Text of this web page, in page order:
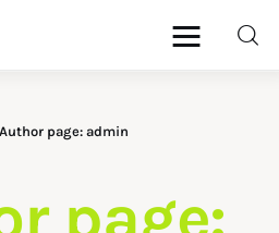
page:
Author page: admin